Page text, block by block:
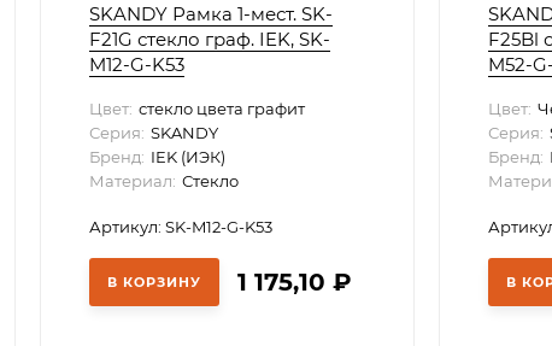
SKANDY Рамка 1-мест. SK-
F21G стекло граф. IEK, SK-
M12-G-K53
Цвет: стекло цвета графит
Серия: SKANDY
Бренд: IEK (ИЭК)
Материал: Стекло
Артикул: SK-M12-G-K53
В КОРЗИНУ 1 175,10 ₽
F25Bl
M52-
Цвет:
Серия:
Бренд:
В